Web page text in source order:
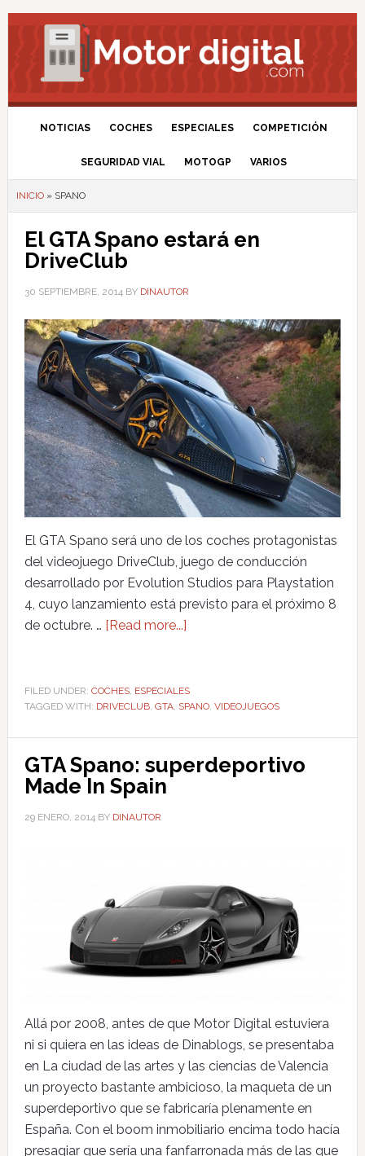
NOTICIAS COCHES ESPECIALES COMPETICIÓN
SEGURIDAD VIAL MOTOGP VARIOS
INICIO» SPANO
El GTA Spano estará en
DriveClub
30 SEPTIEMBRE, 2014BY DINAUTOR
El GTA Spano será uno de los coches protagonistas
del videojuego DriveClub, juego de conducción
desarrollado por Evolution Studios para Playstation
4, cuyo lanzamiento está previsto para el próximo 8
de octubre. … [Read more...]
FILED UNDER: COCHES, ESPECIALES
TAGGED WITH: DRIVECLUB, GTA, SPANO, VIDEOJUEGOS
GTA Spano: superdeportivo
Made In Spain
29 ENERO, 2014BY DINAUTOR
Allá por 2008, antes de que Motor Digital estuviera
ni si quiera en las ideas de Dinablogs, se presentaba
en La ciudad de las artes y las ciencias de Valencia
un proyecto bastante ambicioso, la maqueta de un
superdeportivo que se fabricaría plenamente en
España. Con el boom inmobiliario encima todo hacía
presagiar que sería una fanfarronada más de las que